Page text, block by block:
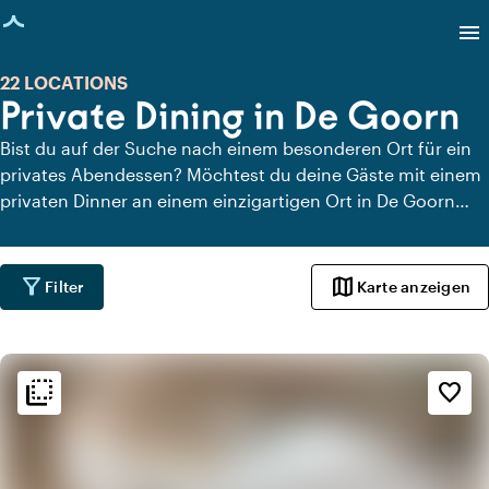
geladen
menu
Private Dining in De Goorn
22 LOCATIONS
Bist du auf der Suche nach einem besonderen Ort für ein
privates Abendessen? Möchtest du deine Gäste mit einem
privaten Dinner an einem einzigartigen Ort in De Goorn
einfach alle Locations in De Goorn, an denen du in aller
Ruhe dinieren kannst. Schau dir alle privaten Dining-
Locations für ein köstliches privates Dinner an.
filter_alt Filter map Karte anzeigen
flip_to_back favorite_border
flip_to_back Ambiente und Ästhetik
check_box_outline_blank
Basic